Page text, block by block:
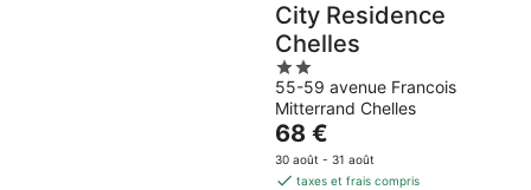
City Residence
Chelles
2
out
of
5
55-59 avenue Francois
Mitterrand Chelles
Le
prix
est
68 €
30 août - 31 août
taxes et frais compris